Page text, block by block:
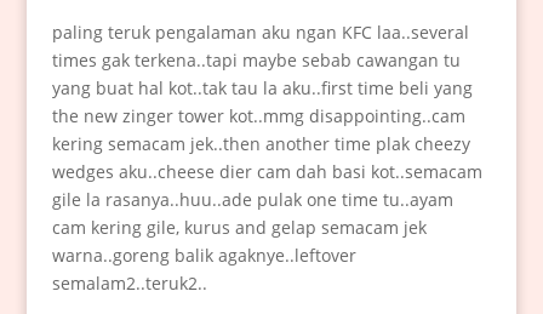
paling teruk pengalaman aku ngan KFC laa..several
times gak terkena..tapi maybe sebab cawangan tu
yang buat hal kot..tak tau la aku..first time beli yang
the new zinger tower kot..mmg disappointing..cam
kering semacam jek..then another time plak cheezy
wedges aku..cheese dier cam dah basi kot..semacam
gile la rasanya..huu..ade pulak one time tu..ayam
cam kering gile, kurus and gelap semacam jek
warna..goreng balik agaknye..leftover
semalam2..teruk2..